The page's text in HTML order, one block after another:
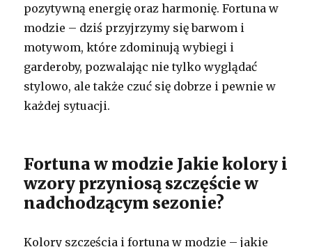
pozytywną energię oraz harmonię. Fortuna w
modzie – dziś przyjrzymy się barwom i
motywom, które zdominują wybiegi i
garderoby, pozwalając nie tylko wyglądać
stylowo, ale także czuć się dobrze i pewnie w
każdej sytuacji.
Fortuna w modzie Jakie kolory i
wzory przyniosą szczęście w
nadchodzącym sezonie?
Kolory szczęścia i fortuna w modzie – jakie